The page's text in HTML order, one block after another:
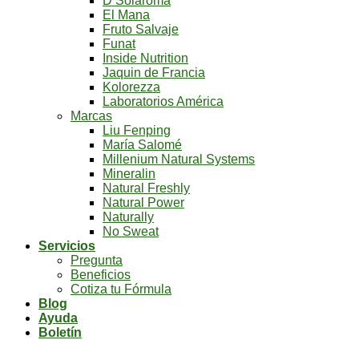
El Mana
Fruto Salvaje
Funat
Inside Nutrition
Jaquin de Francia
Kolorezza
Laboratorios América
Marcas
Liu Fenping
María Salomé
Millenium Natural Systems
Mineralin
Natural Freshly
Natural Power
Naturally
No Sweat
Servicios
Pregunta
Beneficios
Cotiza tu Fórmula
Blog
Ayuda
Boletín